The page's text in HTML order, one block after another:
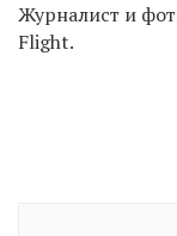
Журналист и
Flight.